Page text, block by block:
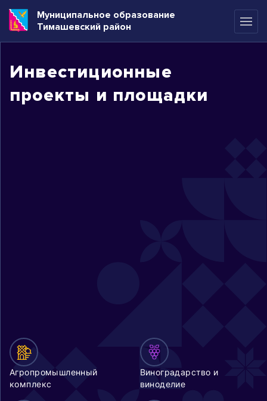
Муниципальное образование
Тимашевский район
Инвестиционные
проекты и площадки
Агропромышленный
комплекс
Виноградарство и
виноделие